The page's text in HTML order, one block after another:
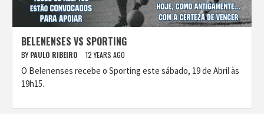
BELENENSES VS SPORTING
BY PAULO RIBEIRO 12 YEARS AGO
O Belenenses recebe o Sporting este sábado, 19 de Abril às
19h15.